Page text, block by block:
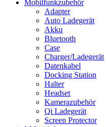
Mobilfunkzubehör
Adapter
Auto Ladegerät
Akku
Bluetooth
Case
Charger/Ladegerät
Datenkabel
Docking Station
Halter
Headset
Kamerazubehör
Qi Ladegerät
Screen Protector